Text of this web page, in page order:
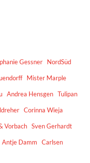
Gessner NordSüd
Mister Marple
Andrea Hensgen Tulipan
Corinna Wieja
Vorbach Sven Gerhardt
Antje Damm Carlsen